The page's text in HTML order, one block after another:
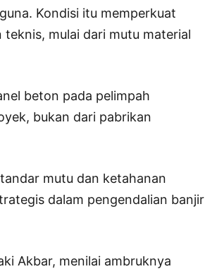
Kondisi itu memperkuat
teknis, mulai dari mutu material
beton pada pelimpah
bukan dari pabrikan
mutu dan ketahanan
dalam pengendalian banjir
Akbar, menilai ambruknya